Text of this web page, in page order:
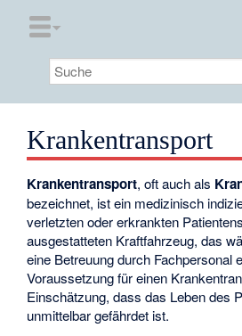
Krankentransport
Krankentransport, oft auch als
bezeichnet, ist ein medizinisch
verletzten oder erkrankten
ausgestatteten Kraftfahrzeug, das
eine Betreuung durch Fachpersonal
Voraussetzung für einen
Einschätzung, dass das Leben des
unmittelbar gefährdet ist.